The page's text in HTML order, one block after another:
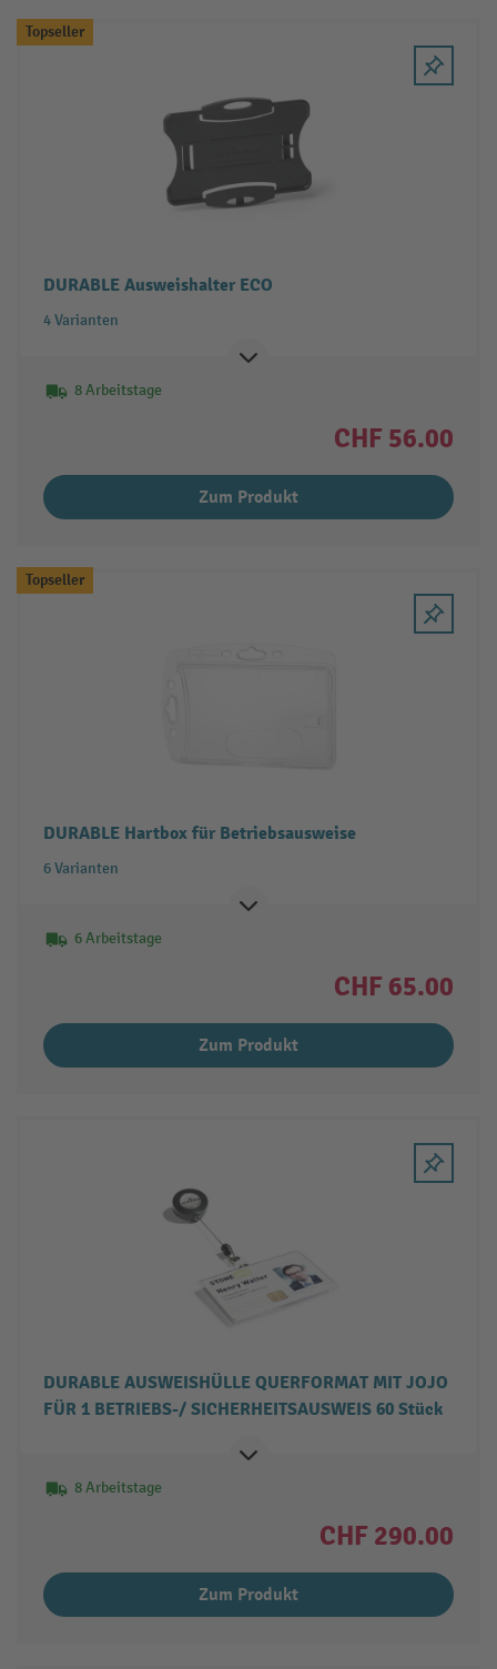
Topseller
DURABLE Ausweishalter ECO
4 Varianten
8 Arbeitstage
CHF 56.00
Zum Produkt
Topseller
DURABLE Hartbox für Betriebsausweise
6 Varianten
6 Arbeitstage
CHF 65.00
Zum Produkt
DURABLE AUSWEISHÜLLE QUERFORMAT MIT JOJO
FÜR 1 BETRIEBS-/ SICHERHEITSAUSWEIS 60 Stück
8 Arbeitstage
CHF 290.00
Zum Produkt